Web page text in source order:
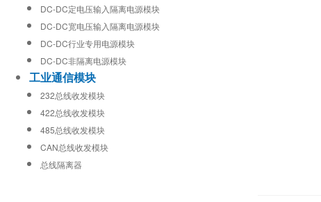
DC-DC定电压输入隔离电源模块
DC-DC宽电压输入隔离电源模块
DC-DC行业专用电源模块
DC-DC非隔离电源模块
工业通信模块
232总线收发模块
422总线收发模块
485总线收发模块
CAN总线收发模块
总线隔离器